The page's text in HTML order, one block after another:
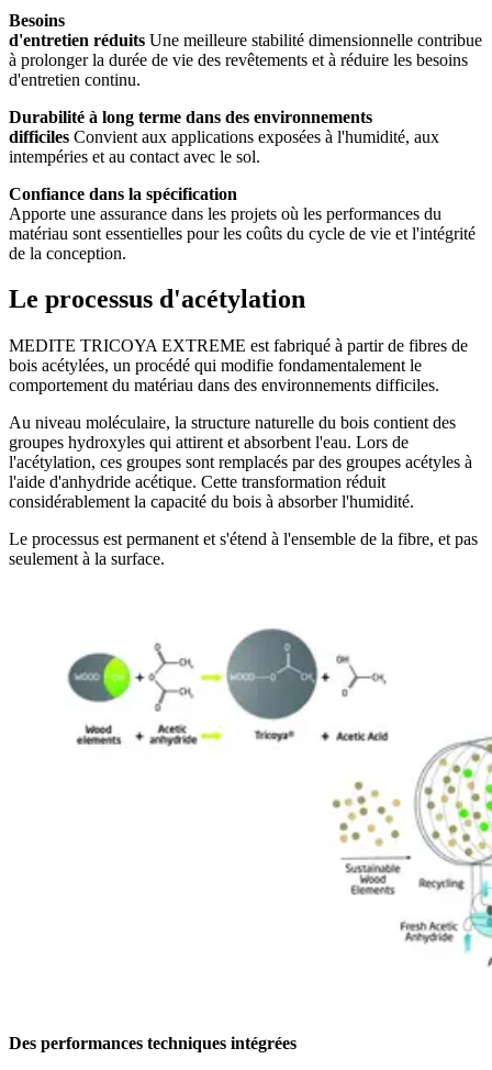
Besoins
d'entretien réduits Une meilleure stabilité dimensionnelle contribue
à prolonger la durée de vie des revêtements et à réduire les besoins
d'entretien continu.
Durabilité à long terme dans des environnements
difficiles Convient aux applications exposées à l'humidité, aux
intempéries et au contact avec le sol.
Confiance dans la spécification
Apporte une assurance dans les projets où les performances du
matériau sont essentielles pour les coûts du cycle de vie et l'intégrité
de la conception.
Le processus d'acétylation
MEDITE TRICOYA EXTREME est fabriqué à partir de fibres de
bois acétylées, un procédé qui modifie fondamentalement le
comportement du matériau dans des environnements difficiles.
Au niveau moléculaire, la structure naturelle du bois contient des
groupes hydroxyles qui attirent et absorbent l'eau. Lors de
l'acétylation, ces groupes sont remplacés par des groupes acétyles à
l'aide d'anhydride acétique. Cette transformation réduit
considérablement la capacité du bois à absorber l'humidité.
Le processus est permanent et s'étend à l'ensemble de la fibre, et pas
seulement à la surface.
Des performances techniques intégrées